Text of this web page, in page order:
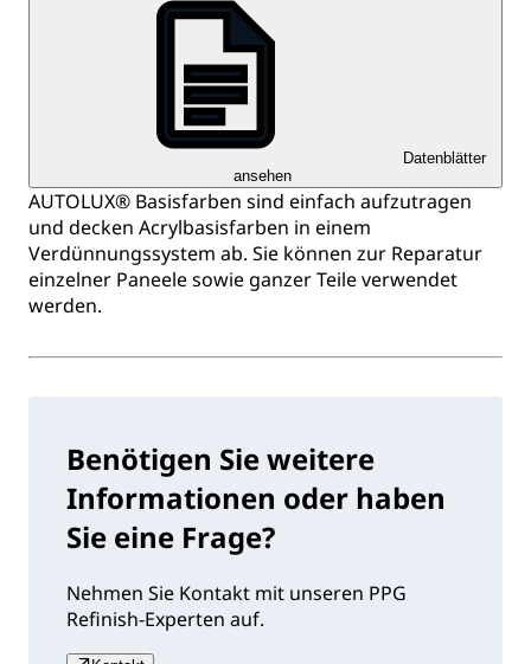
Datenblätter
ansehen
AUTOLUX® Basisfarben sind einfach aufzutragen
und decken Acrylbasisfarben in einem
Verdünnungssystem ab. Sie können zur Reparatur
einzelner Paneele sowie ganzer Teile verwendet
werden.
Benötigen Sie weitere
Informationen oder haben
Sie eine Frage?
Nehmen Sie Kontakt mit unseren PPG
Refinish-Experten auf.